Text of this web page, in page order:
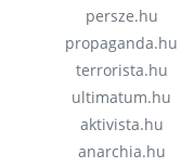
persze.hu
propaganda.hu
terrorista.hu
ultimatum.hu
aktivista.hu
anarchia.hu